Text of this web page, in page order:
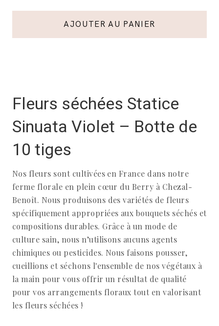
AJOUTER AU PANIER
Fleurs séchées Statice
Sinuata Violet – Botte de
10 tiges
Nos fleurs sont cultivées en France dans notre
ferme florale en plein cœur du Berry à Chezal-
Benoît. Nous produisons des variétés de fleurs
spécifiquement appropriées aux bouquets séchés et
compositions durables. Grâce à un mode de
culture sain, nous n’utilisons aucuns agents
chimiques ou pesticides. Nous faisons pousser,
cueillions et séchons l'ensemble de nos végétaux à
la main pour vous offrir un résultat de qualité
pour vos arrangements floraux tout en valorisant
les fleurs séchées !